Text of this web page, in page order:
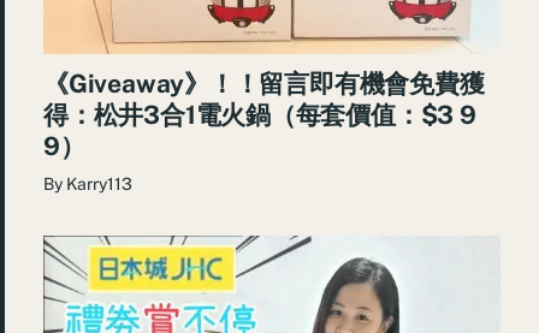
《Giveaway》！！留言即有機會免費獲
得：松井3合1電火鍋（每套價值：$3 9
9）
By Karry113